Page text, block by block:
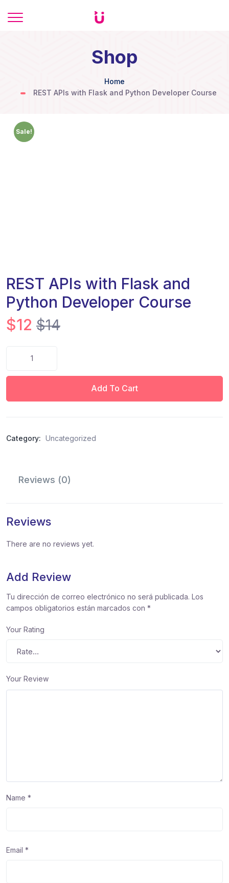
Shop
Home
REST APIs with Flask and Python Developer Course
Sale!
REST APIs with Flask and
Python Developer Course
$12 $14
quantity
Add To Cart
Category: Uncategorized
Reviews (0)
Reviews
There are no reviews yet.
Add Review
Tu dirección de correo electrónico no será publicada. Los
campos obligatorios están marcados con *
Your Rating
Your Review
Name *
Email *